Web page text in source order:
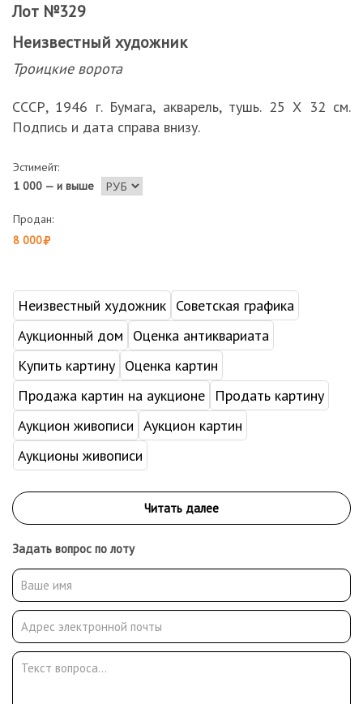
Лот №329
Неизвестный художник
Троицкие ворота
СССР, 1946 г. Бумага, акварель, тушь. 25 Х 32 см.
Подпись и дата справа внизу.
Эстимейт:
1 000 — и выше
Продан:
8 000
Неизвестный художник Советская графика
Аукционный дом
Оценка антиквариата
Купить картину Оценка картин
Продажа картин на аукционе
Продать картину
Аукцион живописи Аукцион картин
Аукционы живописи
Задать вопрос по лоту